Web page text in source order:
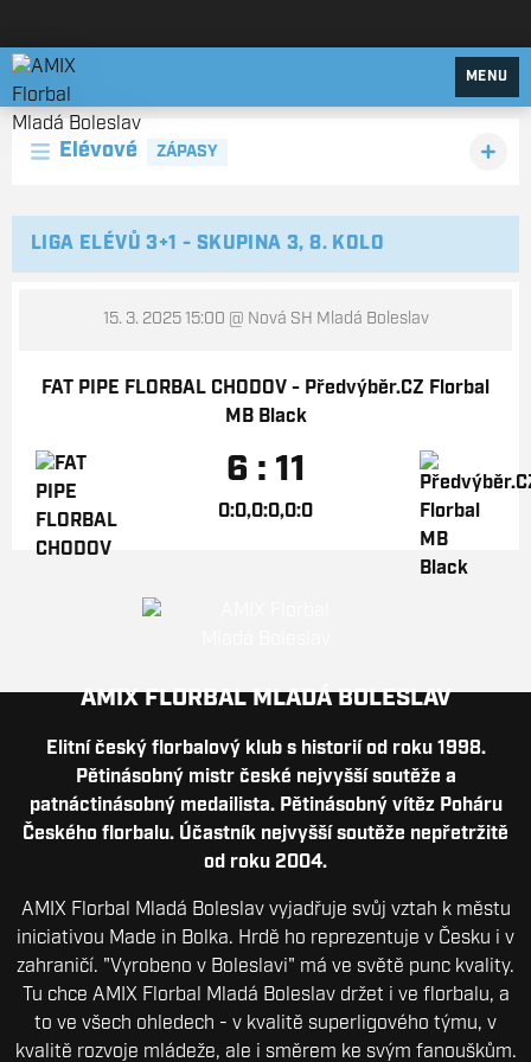
AMIX Florbal Mladá Boleslav
MENU
Elévové ZÁPASY
LIGA ELÉVŮ 3+1 - SKUPINA 3, 8. KOLO
15. 3. 2025 15:00 @ Nová SH Mladá Boleslav
FAT PIPE FLORBAL CHODOV - Předvýběr.CZ Florbal
MB Black
6 : 11
0:0,0:0,0:0
AMIX FLORBAL MLADÁ BOLESLAV
Elitní český florbalový klub s historií od roku 1998.
Pětinásobný mistr české nejvyšší soutěže a
patnáctinásobný medailista. Pětinásobný vítěz Poháru
Českého florbalu. Účastník nejvyšší soutěže nepřetržitě
od roku 2004.
AMIX Florbal Mladá Boleslav vyjadřuje svůj vztah k městu
iniciativou Made in Bolka. Hrdě ho reprezentuje v Česku i v
zahraničí. "Vyrobeno v Boleslavi" má ve světě punc kvality.
Tu chce AMIX Florbal Mladá Boleslav držet i ve florbalu, a
to ve všech ohledech - v kvalitě superligového týmu, v
kvalitě rozvoje mládeže, ale i směrem ke svým fanouškům.